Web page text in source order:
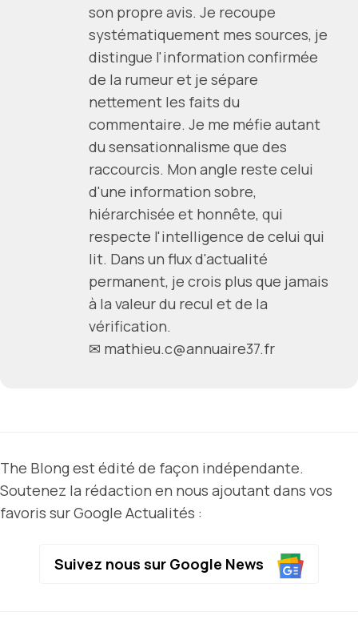
son propre avis. Je recoupe
systématiquement mes sources, je
distingue l'information confirmée
de la rumeur et je sépare
nettement les faits du
commentaire. Je me méfie autant
du sensationnalisme que des
raccourcis. Mon angle reste celui
d'une information sobre,
hiérarchisée et honnête, qui
respecte l'intelligence de celui qui
lit. Dans un flux d'actualité
permanent, je crois plus que jamais
à la valeur du recul et de la
vérification.
✉ mathieu.c@annuaire37.fr
The Blong est édité de façon indépendante.
Soutenez la rédaction en nous ajoutant dans vos
favoris sur Google Actualités :
Suivez nous sur Google News